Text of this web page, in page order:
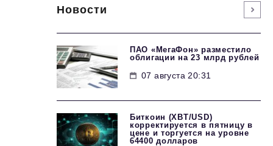
Новости
ПАО «МегаФон» разместило
облигации на 23 млрд рублей
07 августа 20:31
Биткоин (XBT/USD)
корректируется в пятницу в
цене и торгуется на уровне
64400 долларов